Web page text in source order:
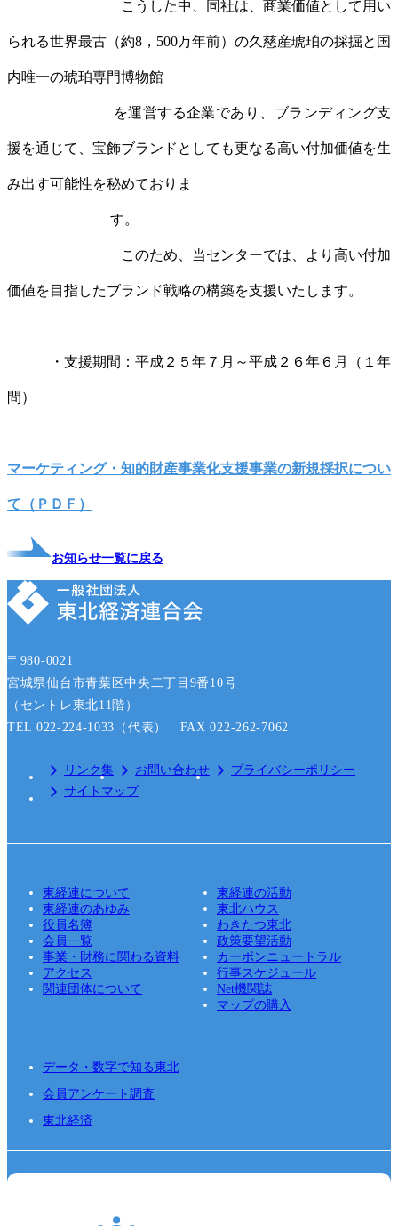
こうした中、同社は、商業価値として用い
られる世界最古（約8，500万年前）の久慈産琥珀の採掘と国
内唯一の琥珀専門博物館
を運営する企業であり、ブランディング支
援を通じて、宝飾ブランドとしても更なる高い付加価値を生
み出す可能性を秘めておりま
す。
このため、当センターでは、より高い付加
価値を目指したブランド戦略の構築を支援いたします。
・支援期間：平成２５年７月～平成２６年６月（１年
間）
マーケティング・知的財産事業化支援事業の新規採択につい
て（ＰＤＦ）
お知らせ一覧に戻る
〒980-0021
宮城県仙台市青葉区中央二丁目9番10号
（セントレ東北11階）
TEL 022-224-1033（代表） FAX 022-262-7062
リンク集 お問い合わせ
プライバシーポリシー
サイトマップ
東経連について
東経連の活動
東経連のあゆみ
東北ハウス
役員名簿
わきたつ東北
会員一覧
政策要望活動
事業・財務に関わる資料
カーボンニュートラル
アクセス
行事スケジュール
関連団体について
Net機関誌
マップの購入
データ・数字で知る東北
会員アンケート調査
東北経済